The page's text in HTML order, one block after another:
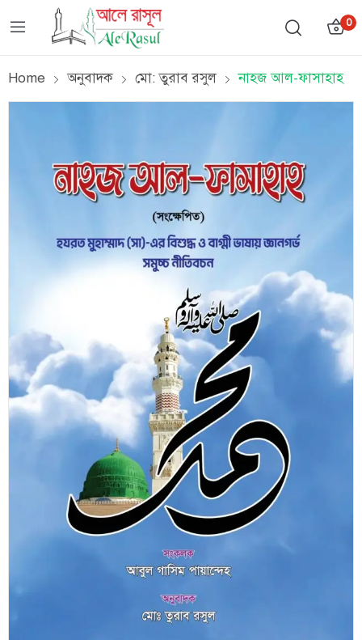
0
Home অনুবাদক মো: তুরাব রসুল নাহজ আল-ফাসাহাহ